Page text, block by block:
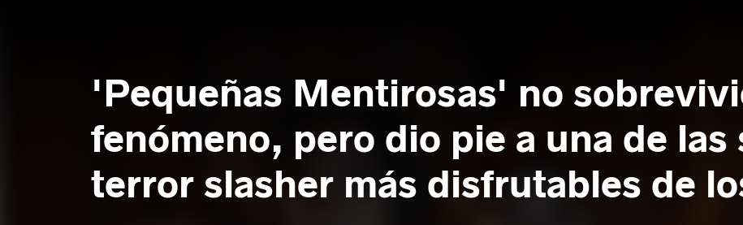
'Pequeñas Mentirosas' no
fenómeno, pero dio pie a una de las
terror slasher más disfrutables de